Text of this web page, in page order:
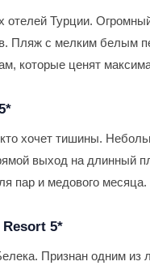
Турции.
Пляж с мелким белым
которые ценят
хочет тишины.
выход на длинный
пар и медового месяца.
5*
Признан одним из